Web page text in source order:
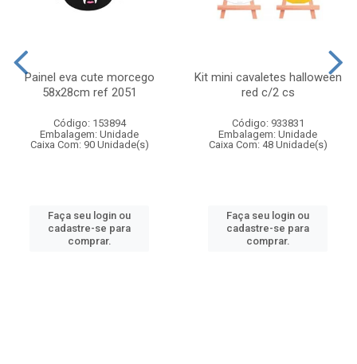
Painel eva cute morcego
58x28cm ref 2051
Código: 153894
Embalagem: Unidade
Caixa Com: 90 Unidade(s)
Faça seu login ou
cadastre-se para
comprar.
Kit mini cavaletes halloween
red c/2 cs
Código: 933831
Embalagem: Unidade
Caixa Com: 48 Unidade(s)
Faça seu login ou
cadastre-se para
comprar.